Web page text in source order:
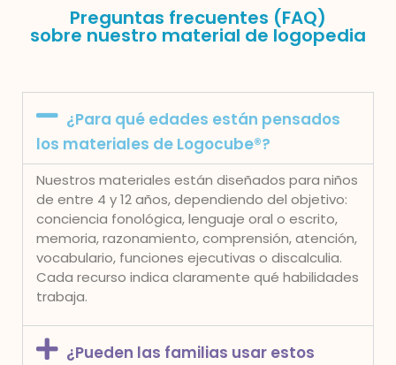
Preguntas frecuentes (FAQ)
sobre nuestro material de logopedia
¿Para qué edades están pensados
los materiales de Logocube®?
Nuestros materiales están diseñados para niños
de entre 4 y 12 años, dependiendo del objetivo:
conciencia fonológica, lenguaje oral o escrito,
memoria, razonamiento, comprensión, atención,
vocabulario, funciones ejecutivas o discalculia.
Cada recurso indica claramente qué habilidades
trabaja.
¿Pueden las familias usar estos